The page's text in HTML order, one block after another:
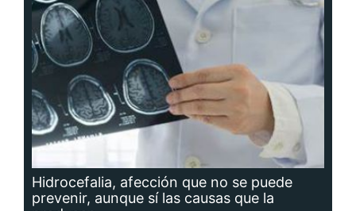
Hidrocefalia, afección que no se puede
prevenir, aunque sí las causas que la